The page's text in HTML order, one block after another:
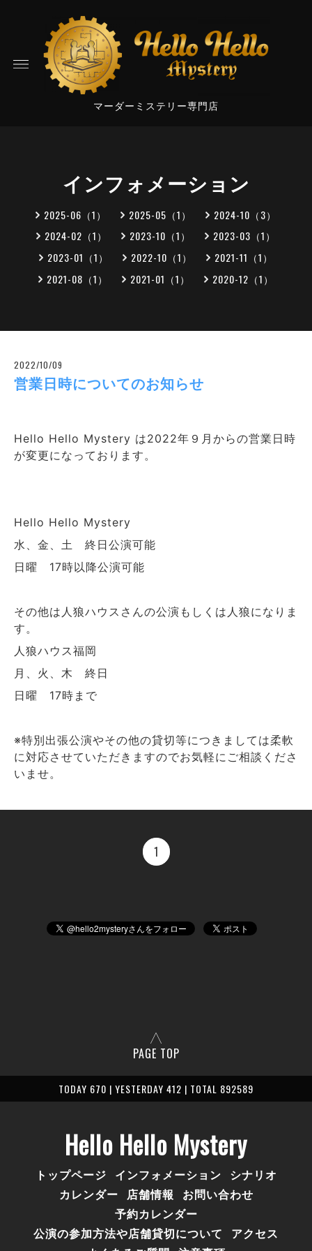
マーダーミステリー専門店
インフォメーション
2025-06（1） 2025-05（1）
2024-10（3）
2024-02（1）
2023-10（1）
2023-03（1）
2023-01（1）
2022-10（1）
2021-11（1）
2021-08（1）
2021-01（1） 2020-12（1）
2022/10/09
営業日時についてのお知らせ
Hello Hello Mystery は2022年９月からの営業日時
が変更になっております。
Hello Hello Mystery
水、金、土 終日公演可能
日曜 17時以降公演可能
その他は人狼ハウスさんの公演もしくは人狼になりま
す。
人狼ハウス福岡
月、火、木 終日
日曜 17時まで
※特別出張公演やその他の貸切等につきましては柔軟
に対応させていただきますのでお気軽にご相談くださ
いませ。
1
PAGE TOP
TODAY 670 | YESTERDAY 412 | TOTAL 892589
Hello Hello Mystery
トップページ インフォメーション シナリオ
カレンダー 店舗情報
お問い合わせ
予約カレンダー
公演の参加方法や店舗貸切について
アクセス